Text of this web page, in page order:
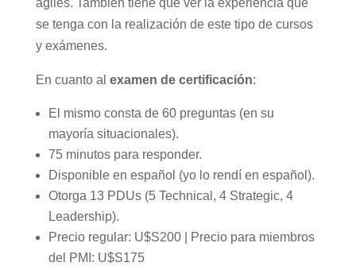
se tenga con la realización de este tipo de cursos
y exámenes.
En cuanto al examen de certificación:
El mismo consta de 60 preguntas (en su
mayoría situacionales).
75 minutos para responder.
Disponible en español (yo lo rendí en español).
Otorga 13 PDUs (5 Technical, 4 Strategic, 4
Leadership).
Precio regular: U$S200 | Precio para miembros
del PMI: U$S175